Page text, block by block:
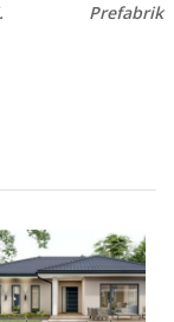
Şti. Prefabrik